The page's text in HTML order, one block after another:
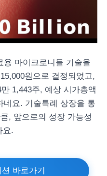
용 마이크로니들 기술을
원으로 결정되었고,
1,443주, 예상 시가총액
네요. 기술특례 상장을 통
, 앞으로의 성장 가능성
요.
바로가기